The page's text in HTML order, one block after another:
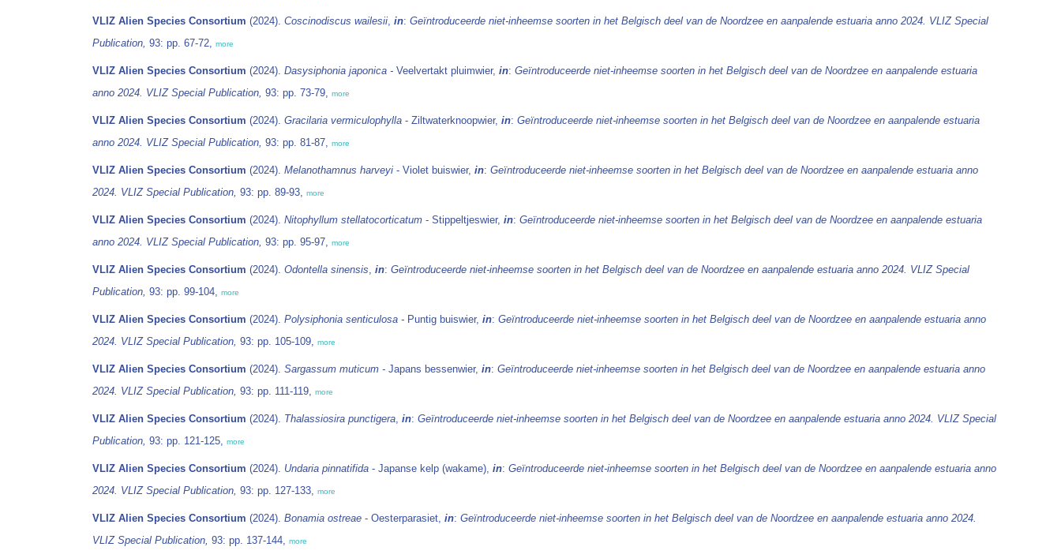
VLIZ Alien Species Consortium (2024). Coscinodiscus wailesii, in: Geïntroduceerde niet-inheemse soorten in het Belgisch deel van de Noordzee en aanpalende estuaria anno 2024. VLIZ Special
Publication, 93: pp. 67-72, more
VLIZ Alien Species Consortium (2024). Dasysiphonia japonica - Veelvertakt pluimwier, in: Geïntroduceerde niet-inheemse soorten in het Belgisch deel van de Noordzee en aanpalende estuaria
anno 2024. VLIZ Special Publication, 93: pp. 73-79, more
VLIZ Alien Species Consortium (2024). Gracilaria vermiculophylla - Ziltwaterknoopwier, in: Geïntroduceerde niet-inheemse soorten in het Belgisch deel van de Noordzee en aanpalende estuaria
anno 2024. VLIZ Special Publication, 93: pp. 81-87, more
VLIZ Alien Species Consortium (2024). Melanothamnus harveyi - Violet buiswier, in: Geïntroduceerde niet-inheemse soorten in het Belgisch deel van de Noordzee en aanpalende estuaria anno
2024. VLIZ Special Publication, 93: pp. 89-93, more
VLIZ Alien Species Consortium (2024). Nitophyllum stellatocorticatum - Stippeltjeswier, in: Geïntroduceerde niet-inheemse soorten in het Belgisch deel van de Noordzee en aanpalende estuaria
anno 2024. VLIZ Special Publication, 93: pp. 95-97, more
VLIZ Alien Species Consortium (2024). Odontella sinensis, in: Geïntroduceerde niet-inheemse soorten in het Belgisch deel van de Noordzee en aanpalende estuaria anno 2024. VLIZ Special
Publication, 93: pp. 99-104, more
VLIZ Alien Species Consortium (2024). Polysiphonia senticulosa - Puntig buiswier, in: Geïntroduceerde niet-inheemse soorten in het Belgisch deel van de Noordzee en aanpalende estuaria anno
2024. VLIZ Special Publication, 93: pp. 105-109, more
VLIZ Alien Species Consortium (2024). Sargassum muticum - Japans bessenwier, in: Geïntroduceerde niet-inheemse soorten in het Belgisch deel van de Noordzee en aanpalende estuaria anno
2024. VLIZ Special Publication, 93: pp. 111-119, more
VLIZ Alien Species Consortium (2024). Thalassiosira punctigera, in: Geïntroduceerde niet-inheemse soorten in het Belgisch deel van de Noordzee en aanpalende estuaria anno 2024. VLIZ Special
Publication, 93: pp. 121-125, more
VLIZ Alien Species Consortium (2024). Undaria pinnatifida - Japanse kelp (wakame), in: Geïntroduceerde niet-inheemse soorten in het Belgisch deel van de Noordzee en aanpalende estuaria anno
2024. VLIZ Special Publication, 93: pp. 127-133, more
VLIZ Alien Species Consortium (2024). Bonamia ostreae - Oesterparasiet, in: Geïntroduceerde niet-inheemse soorten in het Belgisch deel van de Noordzee en aanpalende estuaria anno 2024.
VLIZ Special Publication, 93: pp. 137-144, more